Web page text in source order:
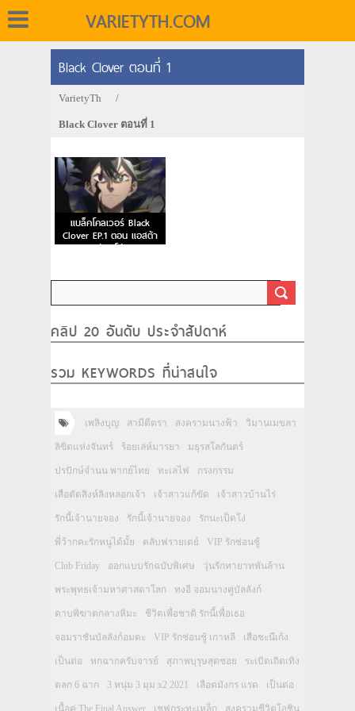
VARIETYTH.COM
Black Clover ตอนที่ 1
VarietyTh /
Black Clover ตอนที่ 1
แบล็คโคลเวอร์ Black
Clover EP.1 ตอน แอสต้า
กับยูโน่
คลิป 20 อันดับ ประจำสัปดาห์
รวม KEYWORDS ที่น่าสนใจ
เพลิงบุญ สามีตีตรา สงครามนางฟ้า วิมานเมขลา
ลิขิตแห่งจันทร์ ร้อยเล่ห์มารยา มธุรสโลกันตร์
ปรปักษ์จำนน พากย์ไทย ทะเลไฟ กรงกรรม
เสือตัดสิงห์ลิงหลอกเจ้า เจ้าสาวแก้ขัด เจ้าสาวบ้านไร่
รักนี้เจ้านายจอง รักนี้เจ้านายจอง รักนะเป็ดโง่
พี่ว้ากคะรักหนูได้มั้ย คลับฟรายเดย์ VIP รักซ่อนชู้
Club Friday ออกแบบรักฉบับพิเศษ วุ่นรักทายาทพันล้าน
พระพุทธเจ้ามหาศาสดาโลก ทงอี จอมนางคู่บัลลังก์
ดาบพิฆาตกลางหิมะ ชีวิตเพื่อชาติ รักนี้เพื่อเธอ
จอมราชันบัลลังก์อมตะ VIP รักซ่อนชู้ เกาหลี เสือชะนีเก้ง
เป็นต่อ หกฉากครับจารย์ สุภาพบุรุษสุดซอย ระเบิดเถิดเทิง
ตลก 6 ฉาก 3 หนุ่ม 3 มุม x2 2021 เลือดมังกร แรด เป็นต่อ
เนื้อคู่ The Final Answer เชฟกระทะเหล็ก สงครามชีวิตโอชิน